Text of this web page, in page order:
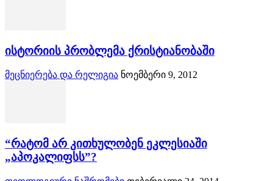
ისტორიის პრობლემა ქრისტიანობაში
მეცნიერება და რელიგია ნოემბერი 9, 2012
“რატომ არ კითხულობენ ეკლესიაში
„აპოკალიფსს”?